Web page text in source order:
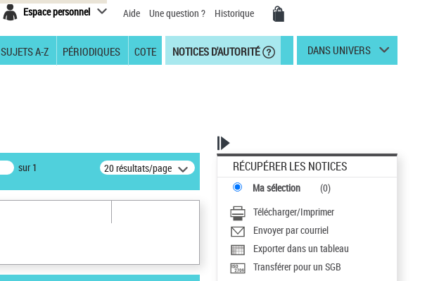
Espace personnel Aide Une question ? Historique
SUJETS A-Z PÉRIODIQUES COTE NOTICES D'AUTORITÉ DANS UNIVERS
sur 1 20 résultats/page RÉCUPÉRER LES NOTICES
Ma sélection (0)
Télécharger/Imprimer
Envoyer par courriel
Exporter dans un tableau
Transférer pour un SGB